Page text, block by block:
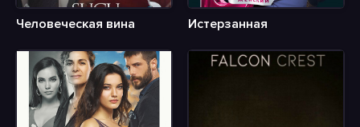
Человеческая вина Истерзанная